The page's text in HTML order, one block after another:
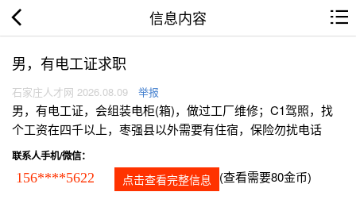
信息内容
男，有电工证求职
石家庄人才网 2026.08.09 举报
男，有电工证，会组装电柜(箱)，做过工厂维修；C1驾照，找
个工资在四千以上，枣强县以外需要有住宿，保险勿扰电话
联系人手机/微信：
156****5622 点击查看完整信息 (查看需要80金币)